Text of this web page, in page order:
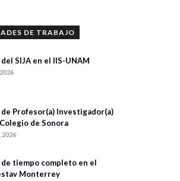
DE TRABAJO
del SIJA en el IIS-UNAM
de Profesor(a) Investigador(a)
de Sonora
2026
de tiempo completo en el
Monterrey